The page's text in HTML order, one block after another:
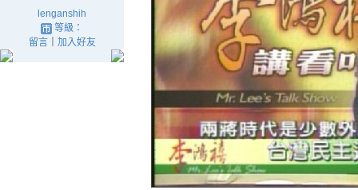
lenganshih
等級：
留言｜ 加入好友